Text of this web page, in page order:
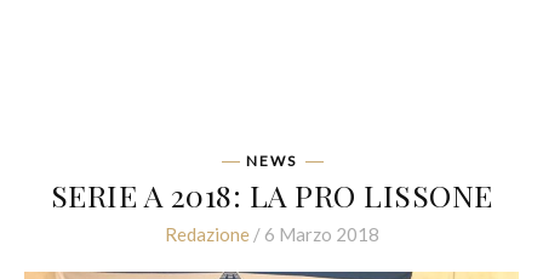
NEWS
SERIE A 2018: LA PRO LISSONE
Redazione/ 6 Marzo 2018